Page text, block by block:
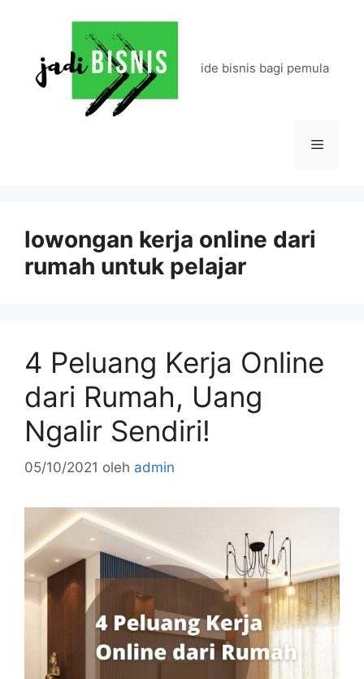
ide bisnis bagi pemula
Menu
lowongan kerja online dari
rumah untuk pelajar
4 Peluang Kerja Online
dari Rumah, Uang
Ngalir Sendiri!
05/10/2021 oleh admin